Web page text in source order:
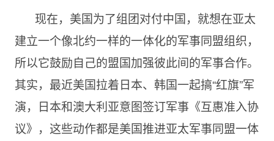
现在，美国为了组团对付中国，就想在亚太
建立一个像北约一样的一体化的军事同盟组织，
所以它鼓励自己的盟国加强彼此间的军事合作。
其实，最近美国拉着日本、韩国一起搞“红旗”军
演，日本和澳大利亚意图签订军事《互惠准入协
议》，这些动作都是美国推进亚太军事同盟一体